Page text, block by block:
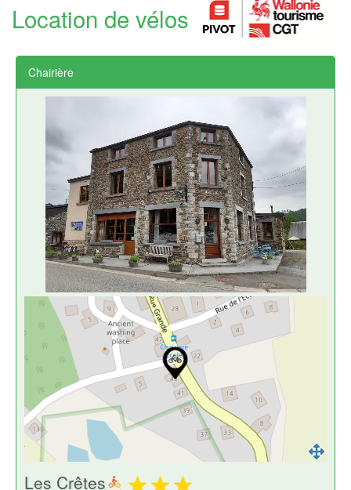
Location de vélos
Chairière
Les Crêtes